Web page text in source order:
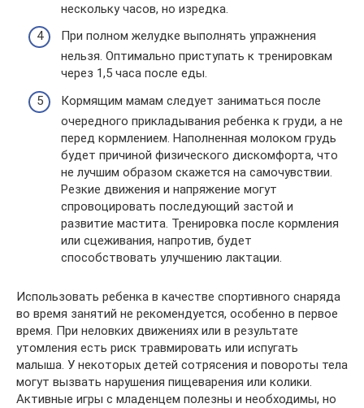
нескольку часов, но изредка.
При полном желудке выполнять упражнения
нельзя. Оптимально приступать к тренировкам
через 1,5 часа после еды.
Кормящим мамам следует заниматься после
очередного прикладывания ребенка к груди, а не
перед кормлением. Наполненная молоком грудь
будет причиной физического дискомфорта, что
не лучшим образом скажется на самочувствии.
Резкие движения и напряжение могут
спровоцировать последующий застой и
развитие мастита. Тренировка после кормления
или сцеживания, напротив, будет
способствовать улучшению лактации.
Использовать ребенка в качестве спортивного снаряда
во время занятий не рекомендуется, особенно в первое
время. При неловких движениях или в результате
утомления есть риск травмировать или испугать
малыша. У некоторых детей сотрясения и повороты тела
могут вызвать нарушения пищеварения или колики.
Активные игры с младенцем полезны и необходимы, но